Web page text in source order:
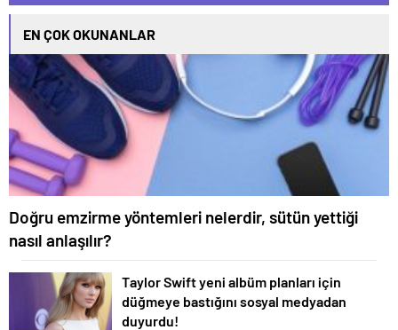
EN ÇOK OKUNANLAR
Doğru emzirme yöntemleri nelerdir, sütün yettiği
nasıl anlaşılır?
Taylor Swift yeni albüm planları için
düğmeye bastığını sosyal medyadan
duyurdu!